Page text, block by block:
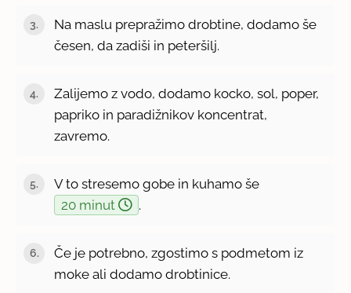
Na maslu prepražimo drobtine, dodamo še
česen, da zadiši in peteršilj.
Zalijemo z vodo, dodamo kocko, sol, poper,
papriko in paradižnikov koncentrat,
zavremo.
V to stresemo gobe in kuhamo še
20 minut
.
Če je potrebno, zgostimo s podmetom iz
moke ali dodamo drobtinice.